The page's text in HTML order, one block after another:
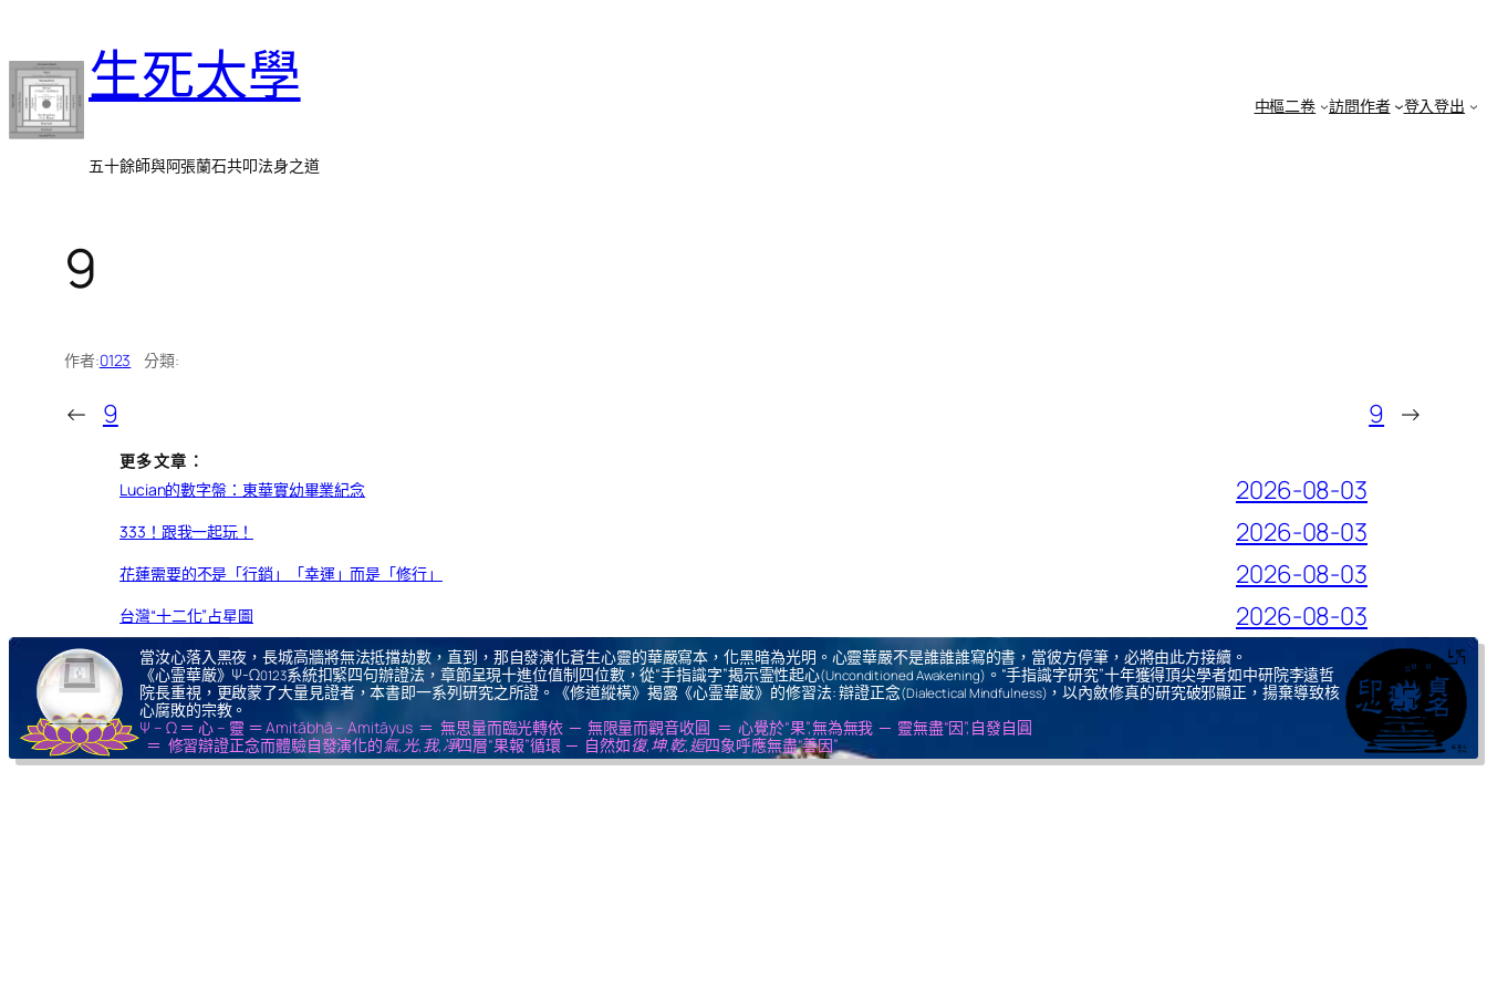
至
主
要
生死太學
五十餘師與阿張蘭石共叩法身之道
中樞二卷 訪問作者 登入登出
9
作者:0123 分類:
← 9 9 →
更多文章：
Lucian的數字盤：東華實幼畢業紀念
2026-08-03
333！跟我一起玩！ 2026-08-03
花蓮需要的不是「行銷」「幸運」而是「修行」 2026-08-03
台灣“十二化”占星圖 2026-08-03
當汝心落入黑夜，長城高牆將無法抵擋劫數，直到，那自發演化蒼生心靈的華嚴寫本，化黑暗為光明。心靈華嚴不是誰誰誰寫的書，當彼方停筆，必將由此方接續。
《心霊華厳》Ψ-Ω0123系統扣緊四句辦證法，章節呈現十進位值制四位數，從“手指識字”揭示霊性起心(Unconditioned Awakening) 。“手指識字研究”十年獲得頂尖學者如中研院李遠哲
院長重視，更啟蒙了大量見證者，本書即一系列研究之所證。《修道縱橫》揭露《心霊華厳》的修習法: 辯證正念(Dialectical Mindfulness) ，以內斂修真的研究破邪顯正，揚棄導致核
心腐敗的宗教。
Ψ – Ω ＝ 心 – 靈 ＝ Amitābhā – Amitāyus ＝ 無思量而臨光轉依 ─ 無限量而觀音收圓 ＝ 心覺於“果”,無為無我 ─ 靈無盡“因”,自發自圓
＝ 修習辯證正念而體驗自發演化的氣,光,我,凈四層“果報”循環 ─ 自然如復,坤,乾,逅四象呼應無盡“善因”